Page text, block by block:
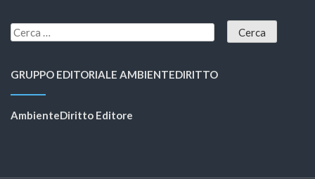
GRUPPO EDITORIALE AMBIENTEDIRITTO
AmbienteDiritto Editore